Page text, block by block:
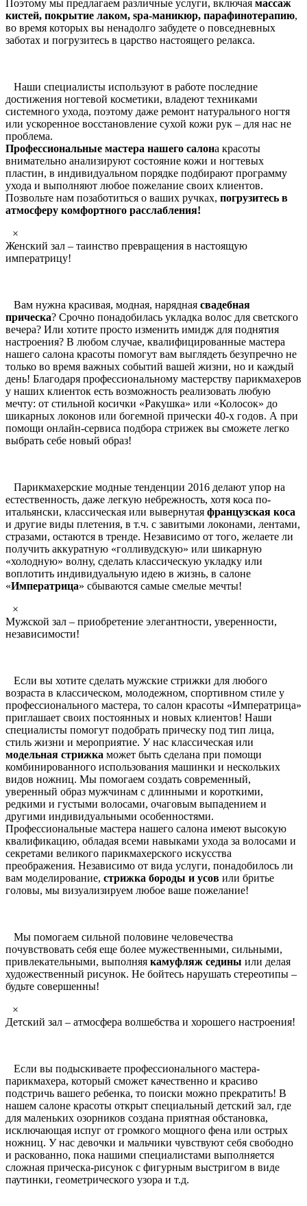
Поэтому мы предлагаем различные услуги, включая массаж
кистей, покрытие лаком, spa-маникюр, парафинотерапию,
во время которых вы ненадолго забудете о повседневных
заботах и погрузитесь в царство настоящего релакса.
Наши специалисты используют в работе последние
достижения ногтевой косметики, владеют техниками
системного ухода, поэтому даже ремонт натурального ногтя
или ускоренное восстановление сухой кожи рук – для нас не
проблема.
Профессиональные мастера нашего салона красоты
внимательно анализируют состояние кожи и ногтевых
пластин, в индивидуальном порядке подбирают программу
ухода и выполняют любое пожелание своих клиентов.
Позвольте нам позаботиться о ваших ручках, погрузитесь в
атмосферу комфортного расслабления!
×
Женский зал – таинство превращения в настоящую
императрицу!
Вам нужна красивая, модная, нарядная свадебная
прическа? Срочно понадобилась укладка волос для светского
вечера? Или хотите просто изменить имидж для поднятия
настроения? В любом случае, квалифицированные мастера
нашего салона красоты помогут вам выглядеть безупречно не
только во время важных событий вашей жизни, но и каждый
день! Благодаря профессиональному мастерству парикмахеров
у наших клиенток есть возможность реализовать любую
мечту: от стильной косички «Ракушка» или «Колосок» до
шикарных локонов или богемной прически 40-х годов. А при
помощи онлайн-сервиса подбора стрижек вы сможете легко
выбрать себе новый образ!
Парикмахерские модные тенденции 2016 делают упор на
естественность, даже легкую небрежность, хотя коса по-
итальянски, классическая или вывернутая французская коса
и другие виды плетения, в т.ч. с завитыми локонами, лентами,
стразами, остаются в тренде. Независимо от того, желаете ли
получить аккуратную «голливудскую» или шикарную
«холодную» волну, сделать классическую укладку или
воплотить индивидуальную идею в жизнь, в салоне
«Императрица» сбываются самые смелые мечты!
×
Мужской зал – приобретение элегантности, уверенности,
независимости!
Если вы хотите сделать мужские стрижки для любого
возраста в классическом, молодежном, спортивном стиле у
профессионального мастера, то салон красоты «Императрица»
приглашает своих постоянных и новых клиентов! Наши
специалисты помогут подобрать прическу под тип лица,
стиль жизни и мероприятие. У нас классическая или
модельная стрижка может быть сделана при помощи
комбинированного использования машинки и нескольких
видов ножниц. Мы помогаем создать современный,
уверенный образ мужчинам с длинными и короткими,
редкими и густыми волосами, очаговым выпадением и
другими индивидуальными особенностями.
Профессиональные мастера нашего салона имеют высокую
квалификацию, обладая всеми навыками ухода за волосами и
секретами великого парикмахерского искусства
преображения. Независимо от вида услуги, понадобилось ли
вам моделирование, стрижка бороды и усов или бритье
головы, мы визуализируем любое ваше пожелание!
Мы помогаем сильной половине человечества
почувствовать себя еще более мужественными, сильными,
привлекательными, выполняя камуфляж седины или делая
художественный рисунок. Не бойтесь нарушать стереотипы –
будьте совершенны!
×
Детский зал – атмосфера волшебства и хорошего настроения!
Если вы подыскиваете профессионального мастера-
парикмахера, который сможет качественно и красиво
подстричь вашего ребенка, то поиски можно прекратить! В
нашем салоне красоты открыт специальный детский зал, где
для маленьких озорников создана приятная обстановка,
исключающая испуг от громкого мощного фена или острых
ножниц. У нас девочки и мальчики чувствуют себя свободно
и раскованно, пока нашими специалистами выполняется
сложная прическа-рисунок с фигурным выстригом в виде
паутинки, геометрического узора и т.д.